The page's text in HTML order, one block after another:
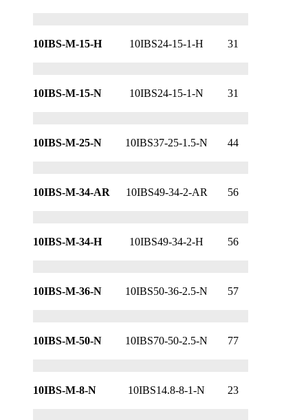
10IBS-M-15-H 10IBS24-15-1-H 31
10IBS-M-15-N 10IBS24-15-1-N 31
10IBS-M-25-N 10IBS37-25-1.5-N 44
10IBS-M-34-AR 10IBS49-34-2-AR 56
10IBS-M-34-H 10IBS49-34-2-H 56
10IBS-M-36-N 10IBS50-36-2.5-N 57
10IBS-M-50-N 10IBS70-50-2.5-N 77
10IBS-M-8-N 10IBS14.8-8-1-N 23